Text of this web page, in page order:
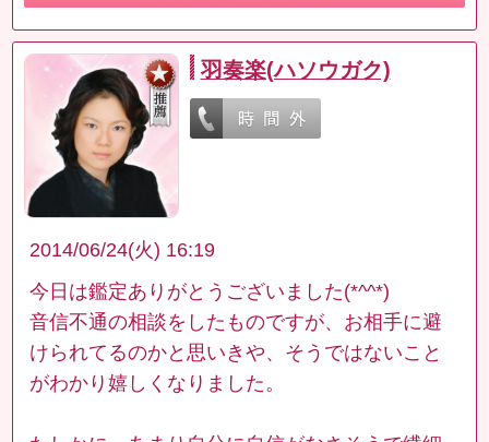
羽奏楽(ハソウガク)
2014/06/24(火) 16:19
今日は鑑定ありがとうございました(*^^*)
音信不通の相談をしたものですが、お相手に避
けられてるのかと思いきや、そうではないこと
がわかり嬉しくなりました。